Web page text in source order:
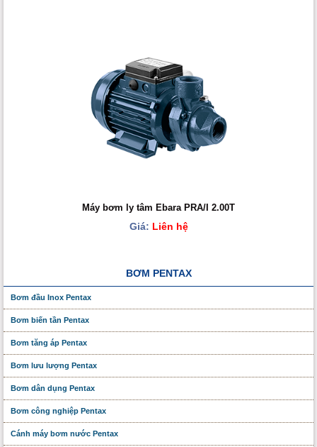
Máy bơm ly tâm Ebara PRA/I 2.00T
Giá: Liên hệ
BƠM PENTAX
Bơm đầu Inox Pentax
Bơm biến tần Pentax
Bơm tăng áp Pentax
Bơm lưu lượng Pentax
Bơm dân dụng Pentax
Bơm công nghiệp Pentax
Cánh máy bơm nước Pentax